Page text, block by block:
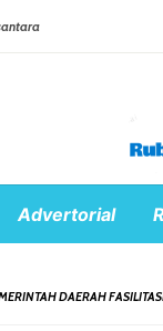
Advertorial
DAERAH